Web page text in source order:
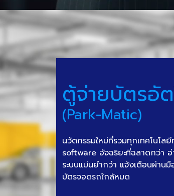
ตู้จ่ายบัตรอั
(Park-Matic)
นวัตกรรมใหม่ที่รวมทุกเทคโนโล
software อัจฉริยะที่ฉลาดกว่า
ระบบแม่นยำกว่า แจ้งเตือนผ่าน
บัตรจอดรถใกล้หมด